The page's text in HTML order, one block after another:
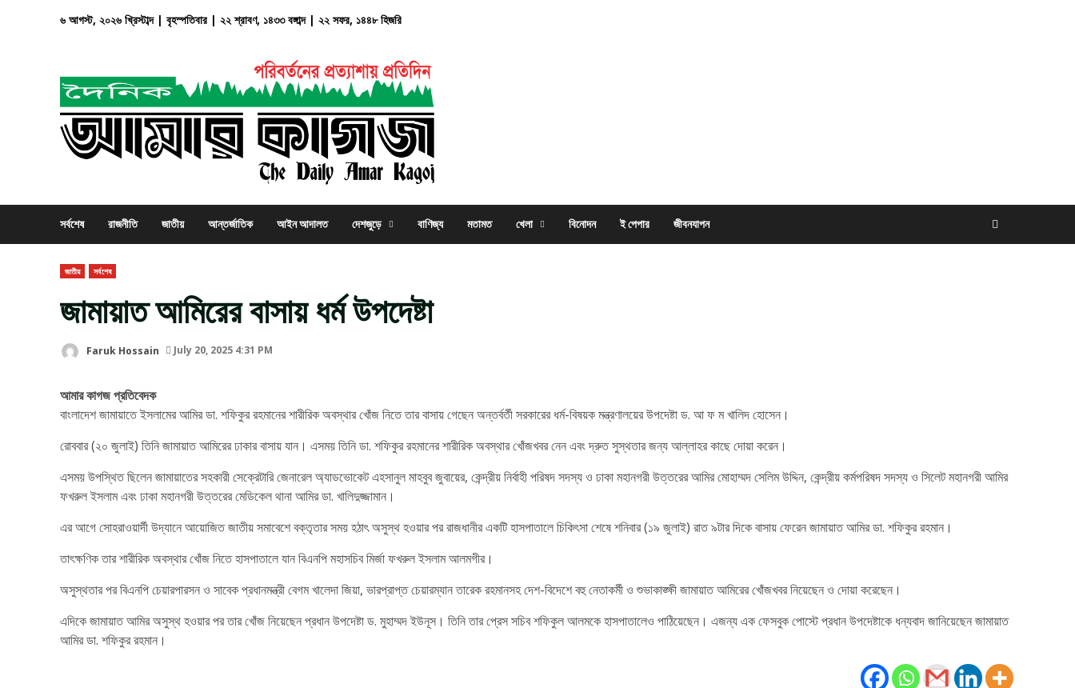
৬ আগস্ট, ২০২৬ খ্রিস্টাব্দ | বৃহস্পতিবার | ২২ শ্রাবণ, ১৪৩৩ বঙ্গাব্দ | ২২ সফর, ১৪৪৮ হিজরি
সর্বশেষ রাজনীতি জাতীয় আন্তর্জাতিক আইন আদালত দেশজুড়ে বাণিজ্য মতামত খেলা বিনোদন ই পেপার জীবনযাপন
জাতীয় সর্বশেষ
জামায়াত আমিরের বাসায় ধর্ম উপদেষ্টা
Faruk Hossain July 20, 2025 4:31 PM
আমার কাগজ প্রতিবেদক
বাংলাদেশ জামায়াতে ইসলামের আমির ডা. শফিকুর রহমানের শারীরিক অবস্থার খোঁজ নিতে তার বাসায় গেছেন অন্তর্বর্তী সরকারের ধর্ম-বিষয়ক মন্ত্রণালয়ের উপদেষ্টা ড. আ ফ ম খালিদ হোসেন।
রোববার (২০ জুলাই) তিনি জামায়াত আমিরের ঢাকার বাসায় যান। এসময় তিনি ডা. শফিকুর রহমানের শারীরিক অবস্থার খোঁজখবর নেন এবং দ্রুত সুস্থতার জন্য আল্লাহর কাছে দোয়া করেন।
এসময় উপস্থিত ছিলেন জামায়াতের সহকারী সেক্রেটারি জেনারেল অ্যাডভোকেট এহসানুল মাহবুব জুবায়ের, কেন্দ্রীয় নির্বাহী পরিষদ সদস্য ও ঢাকা মহানগরী উত্তরের আমির মোহাম্মদ সেলিম উদ্দিন, কেন্দ্রীয় কর্মপরিষদ সদস্য ও সিলেট মহানগরী আমির
ফখরুল ইসলাম এবং ঢাকা মহানগরী উত্তরের মেডিকেল থানা আমির ডা. খালিদুজ্জামান।
এর আগে সোহরাওয়ার্দী উদ্যানে আয়োজিত জাতীয় সমাবেশে বক্তৃতার সময় হঠাৎ অসুস্থ হওয়ার পর রাজধানীর একটি হাসপাতালে চিকিৎসা শেষে শনিবার (১৯ জুলাই) রাত ৯টার দিকে বাসায় ফেরেন জামায়াত আমির ডা. শফিকুর রহমান।
তাৎক্ষণিক তার শারীরিক অবস্থার খোঁজ নিতে হাসপাতালে যান বিএনপি মহাসচিব মির্জা ফখরুল ইসলাম আলমগীর।
অসুস্থতার পর বিএনপি চেয়ারপারসন ও সাবেক প্রধানমন্ত্রী বেগম খালেদা জিয়া, ভারপ্রাপ্ত চেয়ারম্যান তারেক রহমানসহ দেশ-বিদেশে বহু নেতাকর্মী ও শুভাকাঙ্ক্ষী জামায়াত আমিরের খোঁজখবর নিয়েছেন ও দোয়া করেছেন।
এদিকে জামায়াত আমির অসুস্থ হওয়ার পর তার খোঁজ নিয়েছেন প্রধান উপদেষ্টা ড. মুহাম্মদ ইউনূস। তিনি তার প্রেস সচিব শফিকুল আলমকে হাসপাতালেও পাঠিয়েছেন। এজন্য এক ফেসবুক পোস্টে প্রধান উপদেষ্টাকে ধন্যবাদ জানিয়েছেন জামায়াত
আমির ডা. শফিকুর রহমান।